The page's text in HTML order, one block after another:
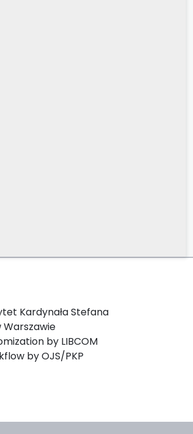
Kardynała Stefana
Warszawie
by LIBCOM
by OJS/PKP